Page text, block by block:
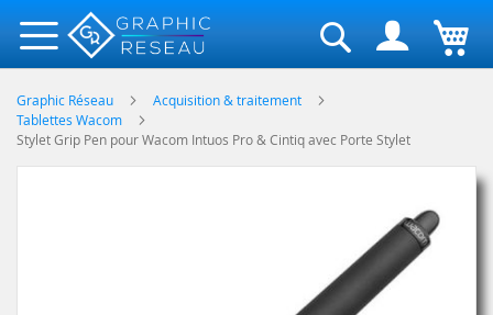
Rechercher
Graphic Réseau
Acquisition & traitement
Tablettes Wacom
Stylet Grip Pen pour Wacom Intuos Pro & Cintiq avec Porte Stylet